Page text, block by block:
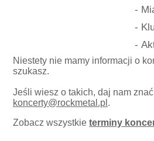
-
-
-
Niestety nie mamy informacji o
szukasz.
Jeśli wiesz o takich, daj nam
koncerty@rockmetal.pl .
Zobacz wszystkieterminy